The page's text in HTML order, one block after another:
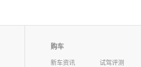
购车
新车资讯
试驾评测